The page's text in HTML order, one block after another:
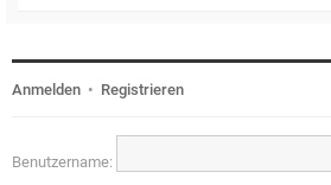
Anmelden • Registrieren
Benutzername: